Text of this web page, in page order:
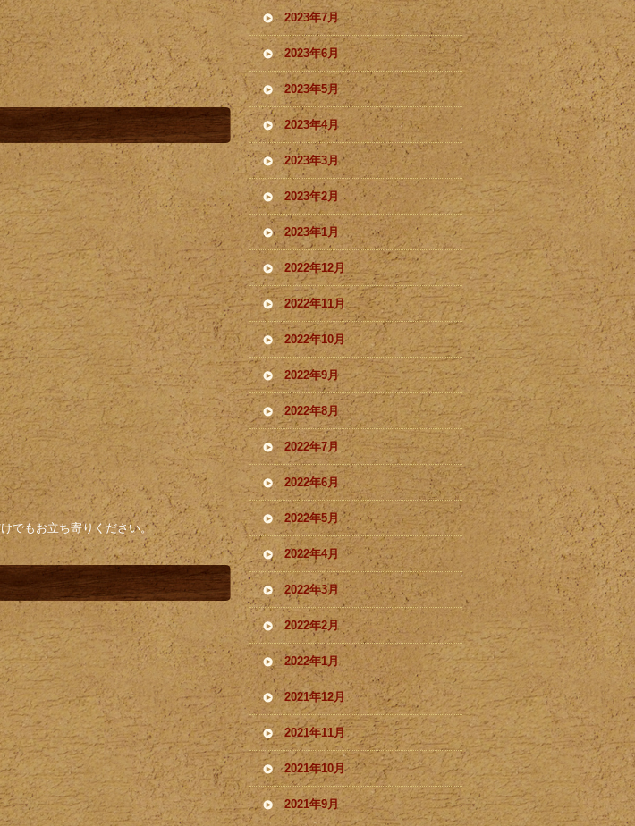
でもお立ち寄りください。
2023年7月
2023年6月
2023年5月
2023年4月
2023年3月
2023年2月
2023年1月
2022年12月
2022年11月
2022年10月
2022年9月
2022年8月
2022年7月
2022年6月
2022年5月
2022年4月
2022年3月
2022年2月
2022年1月
2021年12月
2021年11月
2021年10月
2021年9月